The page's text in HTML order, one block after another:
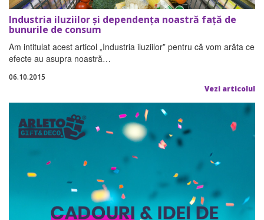
Industria iluziilor şi dependenţa noastră faţă de
bunurile de consum
Am intitulat acest articol „Industria iluziilor” pentru că vom arăta ce
efecte au asupra noastră…
06.10.2015
Vezi articolul